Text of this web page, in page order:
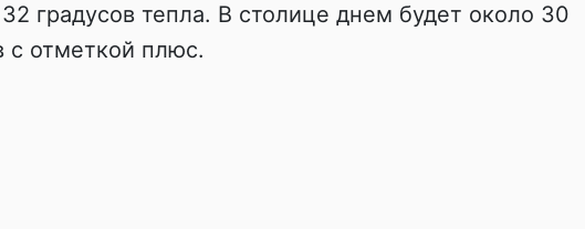
градусов тепла. В столице днем ​​будет около 30
с отметкой плюс.